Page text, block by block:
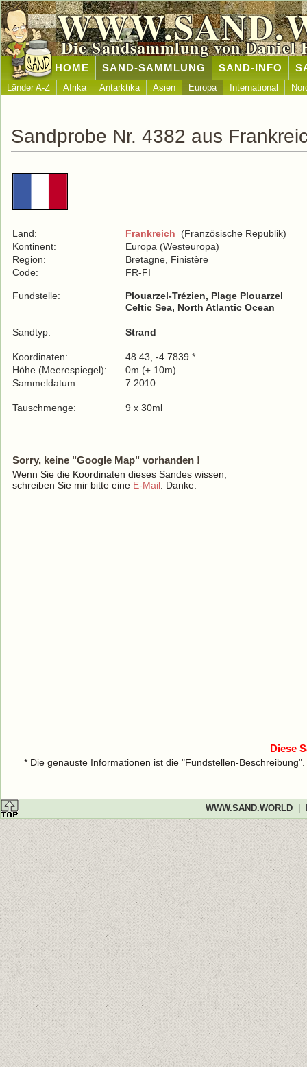
Die Sandsammlung von Daniel
HOME SAND-SAMMLUNG SAND-INFO
Länder A-Z Afrika Antarktika Asien Europa International
Sandprobe Nr. 4382 aus
Land: Frankreich (Französische Republik)
Kontinent:
Europa (Westeuropa)
Region:
Bretagne, Finistère
Code:
FR-FI
Fundstelle:
Plouarzel-Trézien, Plage Plouarzel
Celtic Sea, North Atlantic Ocean
Sandtyp: Strand
Koordinaten:
48.43, -4.7839 *
Höhe (Meerespiegel):
0m (± 10m)
Sammeldatum:
7.2010
Tauschmenge: 9 x 30ml
Sorry, keine "Google Map" vorhanden !
Wenn Sie die Koordinaten dieses Sandes wissen,
schreiben Sie mir bitte eine E-Mail . Danke.
Diese
* Die genauste Informationen ist die "Fundstellen-
WWW.SAND.WORLD|